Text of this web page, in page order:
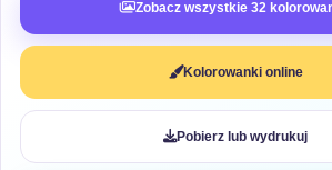
Zobacz wszystkie 32
Kolorowanki online
Pobierz lub wydrukuj